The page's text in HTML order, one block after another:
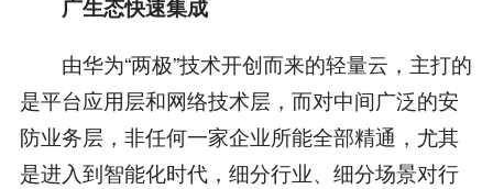
广生态快速集成
由华为“两极”技术开创而来的轻量云，主打的
是平台应用层和网络技术层，而对中间广泛的安
防业务层，非任何一家企业所能全部精通，尤其
是进入到智能化时代，细分行业、细分场景对行